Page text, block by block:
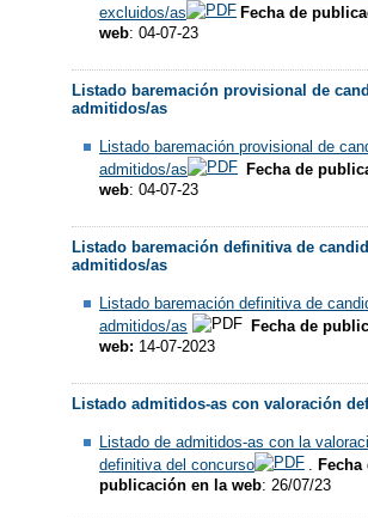
excluidos/as
Fecha de
web: 04-07-23
Listado baremación provisional de
admitidos/as
Listado baremación provisional de
admitidos/as
Fecha de
web: 04-07-23
Listado baremación definitiva de
admitidos/as
Listado baremación definitiva de
admitidos/as
Fecha de
web: 14-07-2023
Listado admitidos-as con valoración
Listado de admitidos-as con la
definitiva del concurso
. Fecha
publicación en la web: 26/07/23